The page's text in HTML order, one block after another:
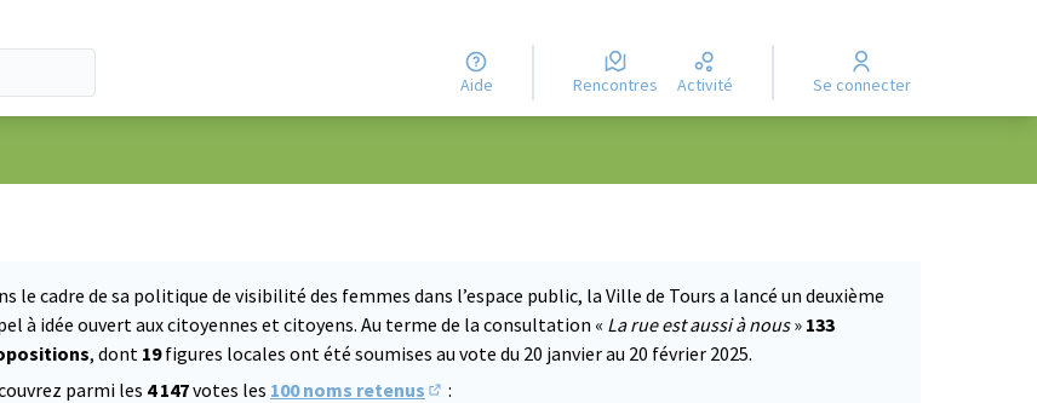
Aide Rencontres Activité Se connecter
le cadre de sa politique de visibilité des femmes dans l’espace public, la Ville de Tours a lancé un deuxième
à idée ouvert aux citoyennes et citoyens. Au terme de la consultation « La rue est aussi à nous» 133
, dont 19figures locales ont été soumises au vote du 20 janvier au 20 février 2025.
parmi les 4 147votes les 100 noms retenus
: